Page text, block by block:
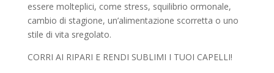
essere molteplici, come stress, squilibrio ormonale,
cambio di stagione, un’alimentazione scorretta o uno
stile di vita sregolato.
CORRI AI RIPARI E RENDI SUBLIMI I TUOI CAPELLI!